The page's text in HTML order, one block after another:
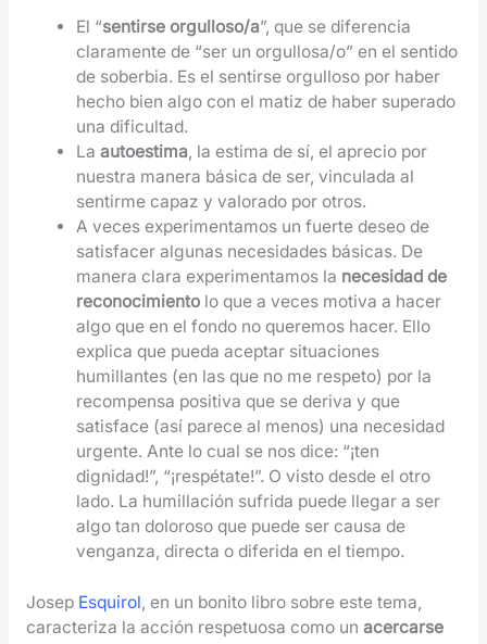
El “sentirse orgulloso/a”, que se diferencia
claramente de “ser un orgullosa/o” en el sentido
de soberbia. Es el sentirse orgulloso por haber
hecho bien algo con el matiz de haber superado
una dificultad.
Laautoestima, la estima de sí, el aprecio por
nuestra manera básica de ser, vinculada al
sentirme capaz y valorado por otros.
A veces experimentamos un fuerte deseo de
satisfacer algunas necesidades básicas. De
manera clara experimentamos la necesidad de
reconocimiento lo que a veces motiva a hacer
algo que en el fondo no queremos hacer. Ello
explica que pueda aceptar situaciones
humillantes (en las que no me respeto) por la
recompensa positiva que se deriva y que
satisface (así parece al menos) una necesidad
urgente. Ante lo cual se nos dice: “¡ten
dignidad!”, “¡respétate!”. O visto desde el otro
lado. La humillación sufrida puede llegar a ser
algo tan doloroso que puede ser causa de
venganza, directa o diferida en el tiempo.
Josep Esquirol, en un bonito libro sobre este tema,
caracteriza la acción respetuosa como un acercarse